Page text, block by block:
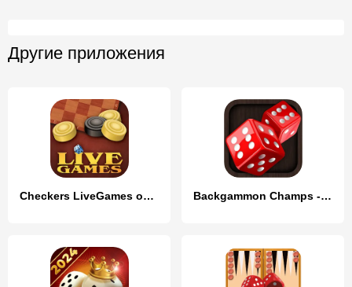
Другие приложения
Checkers LiveGames online Backgammon Champs - Board Game